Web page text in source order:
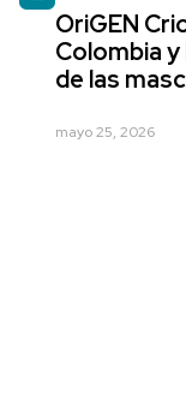
OriGEN
Colombia
de las
mayo 25, 2026